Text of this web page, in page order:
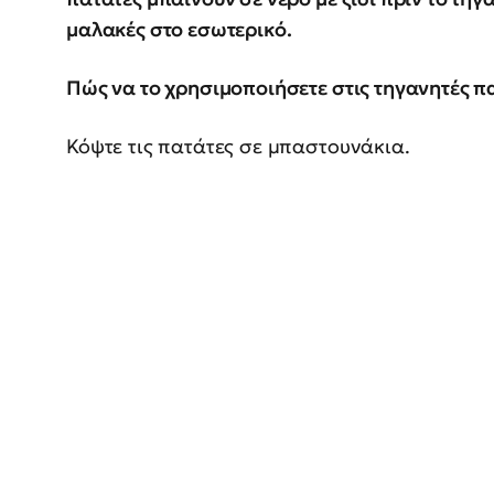
μαλακές στο εσωτερικό.
Πώς να το χρησιμοποιήσετε στις τηγανητές
Κόψτε τις πατάτες σε μπαστουνάκια.